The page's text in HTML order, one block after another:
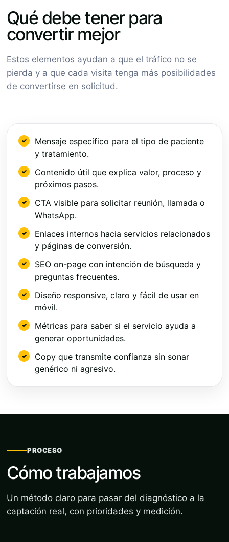
Qué debe tener para
convertir mejor
Estos elementos ayudan a que el tráfico no se
pierda y a que cada visita tenga más posibilidades
de convertirse en solicitud.
Mensaje específico para el tipo de paciente
y tratamiento.
Contenido útil que explica valor, proceso y
próximos pasos.
CTA visible para solicitar reunión, llamada o
WhatsApp.
Enlaces internos hacia servicios relacionados
y páginas de conversión.
SEO on-page con intención de búsqueda y
preguntas frecuentes.
Diseño responsive, claro y fácil de usar en
móvil.
Métricas para saber si el servicio ayuda a
generar oportunidades.
Copy que transmite confianza sin sonar
genérico ni agresivo.
PROCESO
Cómo trabajamos
Un método claro para pasar del diagnóstico a la
captación real, con prioridades y medición.